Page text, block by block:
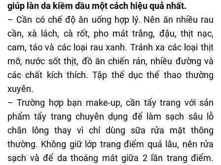
giúp làn da kiềm dầu một cách hiệu quả nhất.
– Cần có chế độ ăn uống hợp lý. Nên ăn nhiều rau
cần, xà lách, cà rốt, pho mát trắng, đậu, thịt nạc,
cam, táo và các loại rau xanh. Tránh xa các loại thịt
mỡ, nước sốt thịt, đồ ăn chiến rán, nhiều đường và
các chất kích thích. Tập thể dục thể thao thường
xuyên.
– Trường hợp bạn make-up, cần tẩy trang với sản
phẩm tẩy trang chuyên dụng để làm sạch sâu lỗ
chân lông thay vì chỉ dùng sữa rửa mặt thông
thường. Không giữ lớp trang điểm quá lâu, nên rửa
sạch và để da thoáng mát giữa 2 lần trang điểm.